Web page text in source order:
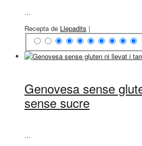
...
Recepta de Llepadits |
Genovesa sense
sense sucre
...